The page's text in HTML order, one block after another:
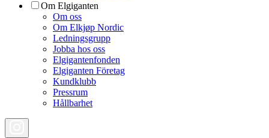
Om Elgiganten
Om oss
Om Elkjøp Nordic
Ledningsgrupp
Jobba hos oss
Elgigantenfonden
Elgiganten Företag
Kundklubb
Pressrum
Hållbarhet